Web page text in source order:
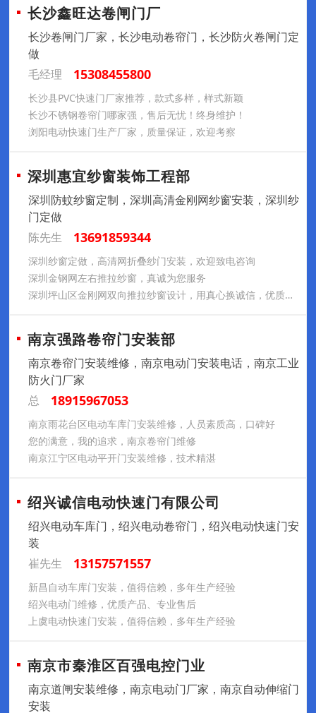
长沙鑫旺达卷闸门厂
长沙卷闸门厂家，长沙电动卷帘门，长沙防火卷闸门定
做
毛经理
15308455800
长沙县PVC快速门厂家推荐，款式多样，样式新颖
长沙不锈钢卷帘门哪家强，售后无忧！终身维护！
浏阳电动快速门生产厂家，质量保证，欢迎考察
深圳惠宜纱窗装饰工程部
深圳防蚊纱窗定制，深圳高清金刚网纱窗安装，深圳纱
门定做
陈先生
13691859344
深圳纱窗定做，高清网折叠纱门安装，欢迎致电咨询
深圳金钢网左右推拉纱窗，真诚为您服务
深圳坪山区金刚网双向推拉纱窗设计，用真心换诚信，优质服务请放心
南京强路卷帘门安装部
南京卷帘门安装维修，南京电动门安装电话，南京工业
防火门厂家
总
18915967053
南京雨花台区电动车库门安装维修，人员素质高，口碑好
您的满意，我的追求，南京卷帘门维修
南京江宁区电动平开门安装维修，技术精湛
绍兴诚信电动快速门有限公司
绍兴电动车库门，绍兴电动卷帘门，绍兴电动快速门安
装
崔先生
13157571557
新昌自动车库门安装，值得信赖，多年生产经验
绍兴电动门维修，优质产品、专业售后
上虞电动快速门安装，值得信赖，多年生产经验
南京市秦淮区百强电控门业
南京道闸安装维修，南京电动门厂家，南京自动伸缩门
安装